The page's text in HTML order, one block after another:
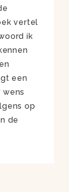
vertel
ik
een
op
de